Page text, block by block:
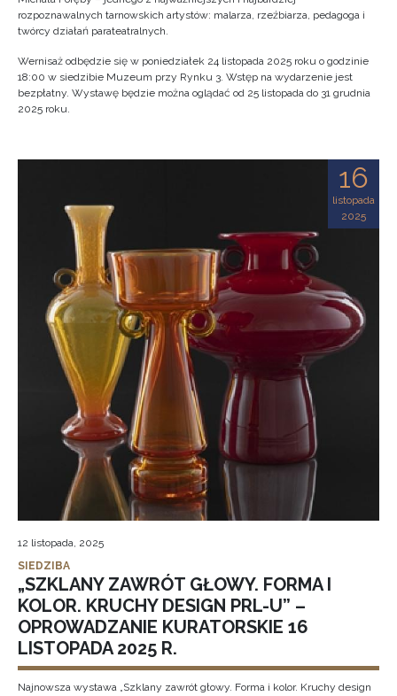
rozpoznawalnych tarnowskich artystów: malarza, rzeźbiarza, pedagoga i
twórcy działań parateatralnych.
Wernisaż odbędzie się w poniedziałek 24 listopada 2025 roku o godzinie
18:00 w siedzibie Muzeum przy Rynku 3. Wstęp na wydarzenie jest
bezpłatny. Wystawę będzie można oglądać od 25 listopada do 31 grudnia
2025 roku.
16
listopada
2025
12 listopada, 2025
SIEDZIBA
„SZKLANY ZAWRÓT GŁOWY. FORMA I
KOLOR. KRUCHY DESIGN PRL-U” –
OPROWADZANIE KURATORSKIE 16
LISTOPADA 2025 R.
Najnowsza wystawa „Szklany zawrót głowy. Forma i kolor. Kruchy design